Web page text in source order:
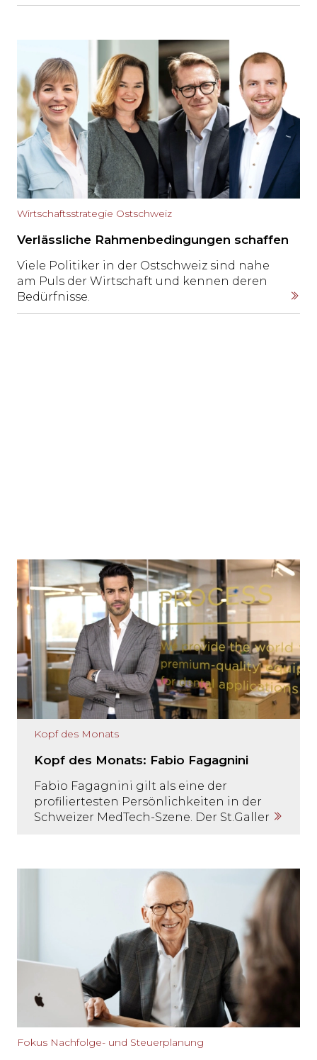
setzt deshalb auf festkörperbasierten
Technologie funktioniert, wo sie heute steht
und weshalb ihr wirtschaftlicher Nutzen vor
allem in neuen Gerätekonzepten liegt.
Wirtschaftsstrategie Ostschweiz
Verlässliche Rahmenbedingungen schaffen
Viele Politiker in der Ostschweiz sind nahe
am Puls der Wirtschaft und kennen deren
Bedürfnisse.
Kopf des Monats
Kopf des Monats: Fabio Fagagnini
Fabio Fagagnini gilt als eine der
profiliertesten Persönlichkeiten in der
Schweizer MedTech-Szene. Der St.Galler
Fokus Nachfolge- und Steuerplanung